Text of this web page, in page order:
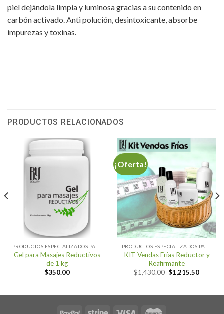
piel dejándola limpia y luminosa gracias a su contenido en
carbón activado. Anti polución, desintoxicante, absorbe
impurezas y toxinas.
PRODUCTOS RELACIONADOS
Gel para Masajes Reductivos
de 1 kg
$350.00
¡Oferta!
KIT Vendas Frías Reductor y
Reafirmante
$1,430.00 Original
price
$1,215.50Current